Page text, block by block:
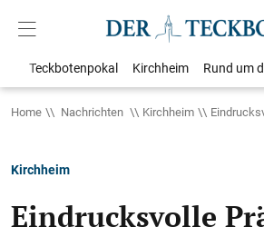
Teckbotenpokal Kirchheim Rund um
Home Nachrichten Kirchheim
Kirchheim
Eindrucksvolle